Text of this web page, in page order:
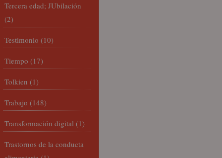
Tercera edad; JUbilación
(2)
Testimonio (10)
Tiempo (17)
Tolkien (1)
Trabajo (148)
Transformación digital (1)
Trastornos de la conducta